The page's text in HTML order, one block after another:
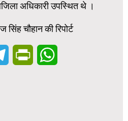
अधिकारी उपस्थित थे ।
चौहान की रिपोर्ट
TelegramPrintFriendly